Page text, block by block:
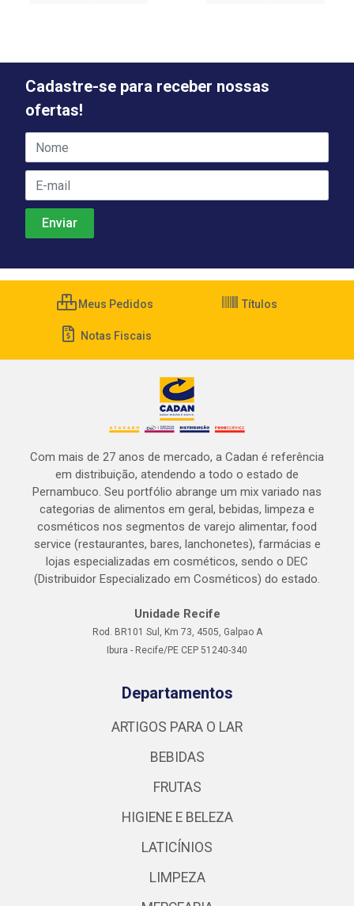
Cadastre-se para receber nossas
ofertas!
Meus Pedidos Títulos
Notas Fiscais
Com mais de 27 anos de mercado, a Cadan é referência
em distribuição, atendendo a todo o estado de
Pernambuco. Seu portfólio abrange um mix variado nas
categorias de alimentos em geral, bebidas, limpeza e
cosméticos nos segmentos de varejo alimentar, food
service (restaurantes, bares, lanchonetes), farmácias e
lojas especializadas em cosméticos, sendo o DEC
(Distribuidor Especializado em Cosméticos) do estado.
Unidade Recife
Rod. BR101 Sul, Km 73, 4505, Galpao A
Ibura - Recife/PE CEP 51240-340
Departamentos
ARTIGOS PARA O LAR
BEBIDAS
FRUTAS
HIGIENE E BELEZA
LATICÍNIOS
LIMPEZA